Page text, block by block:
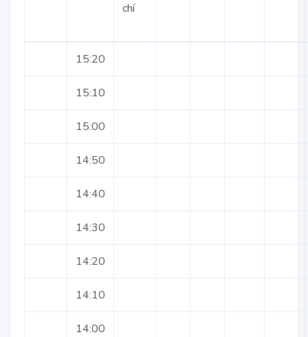
chí
15:20
15:10
15:00
14:50
14:40
14:30
14:20
14:10
14:00